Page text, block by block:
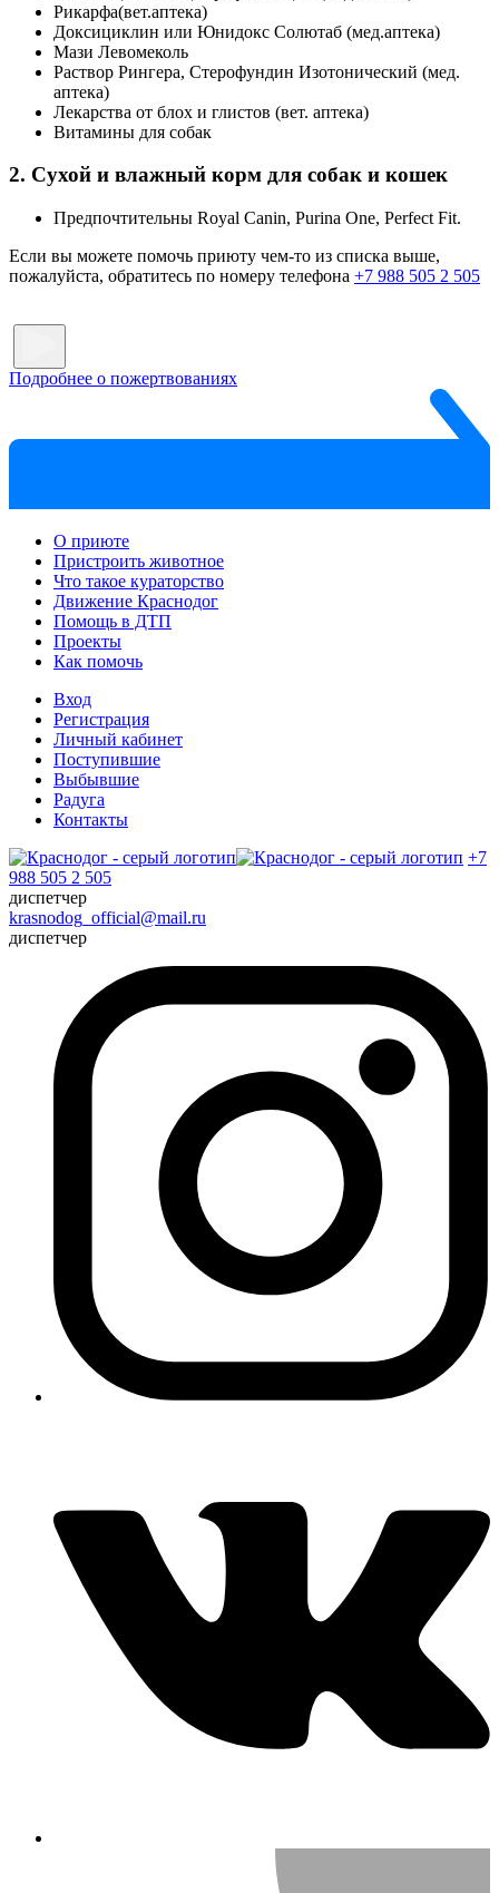
Рикарфа(вет.аптека)
Доксициклин или Юнидокс Солютаб (мед.аптека)
Мази Левомеколь
Раствор Рингера, Стерофундин Изотонический (мед.
аптека)
Лекарства от блох и глистов (вет. аптека)
Витамины для собак
2. Сухой и влажный корм для собак и кошек
Предпочтительны Royal Canin, Purina One, Perfect Fit.
Если вы можете помочь приюту чем-то из списка выше,
пожалуйста, обратитесь по номеру телефона +7 988 505 2 505
Подробнее о пожертвованиях
О приюте
Пристроить животное
Что такое кураторство
Движение Краснодог
Помощь в ДТП
Проекты
Как помочь
Вход
Регистрация
Личный кабинет
Поступившие
Выбывшие
Радуга
Контакты
+7
988 505 2 505
диспетчер
krasnodog_official@mail.ru
диспетчер